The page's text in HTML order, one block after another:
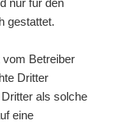
gestattet.
vom Betreiber
Dritter
als solche
eine